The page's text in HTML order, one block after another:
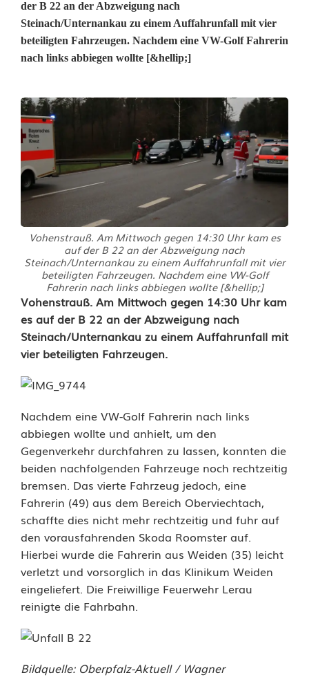
der B 22 an der Abzweigung nach
Steinach/Unternankau zu einem Auffahrunfall mit vier
beteiligten Fahrzeugen. Nachdem eine VW-Golf Fahrerin
nach links abbiegen wollte [&hellip;]
Vohenstrauß. Am Mittwoch gegen 14:30 Uhr kam es
auf der B 22 an der Abzweigung nach
Steinach/Unternankau zu einem Auffahrunfall mit vier
beteiligten Fahrzeugen. Nachdem eine VW-Golf
Fahrerin nach links abbiegen wollte [&hellip;]
A
u
f
f
a
h
r
u
n
f
a
l
a
u
Vohenstrauß. Am Mittwoch gegen 14:30 Uhr kam
es auf der B 22 an der Abzweigung nach
Steinach/Unternankau zu einem Auffahrunfall mit
vier beteiligten Fahrzeugen.
Nachdem eine VW-Golf Fahrerin nach links
abbiegen wollte und anhielt, um den
Gegenverkehr durchfahren zu lassen, konnten die
beiden nachfolgenden Fahrzeuge noch rechtzeitig
bremsen. Das vierte Fahrzeug jedoch, eine
Fahrerin (49) aus dem Bereich Oberviechtach,
schaffte dies nicht mehr rechtzeitig und fuhr auf
den vorausfahrenden Skoda Roomster auf.
Hierbei wurde die Fahrerin aus Weiden (35) leicht
verletzt und vorsorglich in das Klinikum Weiden
eingeliefert. Die Freiwillige Feuerwehr Lerau
reinigte die Fahrbahn.
Bildquelle: Oberpfalz-Aktuell / Wagner